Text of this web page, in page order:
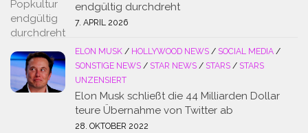
endgültig durchdreht
7. APRIL 2026
ELON MUSK / HOLLYWOOD NEWS / SOCIAL MEDIA /
SONSTIGE NEWS / STAR NEWS / STARS / STARS
UNZENSIERT
Elon Musk schließt die 44 Milliarden Dollar
teure Übernahme von Twitter ab
28. OKTOBER 2022